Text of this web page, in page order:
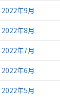
2022年9月
2022年8月
2022年7月
2022年6月
2022年5月